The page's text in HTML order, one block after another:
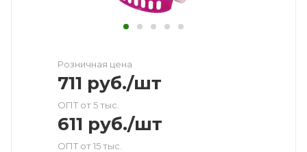
Розничная цена
711 руб./шт
ОПТ от 5 тыс.
611 руб./шт
ОПТ от 15 тыс.